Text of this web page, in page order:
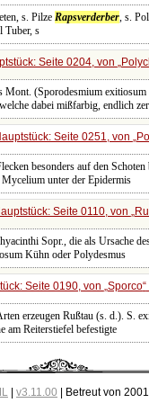
s. PilzeRapsverderber, s.
Tuber, s
Seite 0204, von
Mont. (Sporodesmium
dabei mißfarbig, endlich
Seite 0251, von
besonders auf den
unter der Epidermis
Seite 0110, von
Sopr., die als Ursache
Kühn oder Polydesmus
Seite 0190, von Sporco
erzeugen Rußtau (s. d.). S.
am Reiterstiefel befestigte
| v3.11.00 | Betreut von